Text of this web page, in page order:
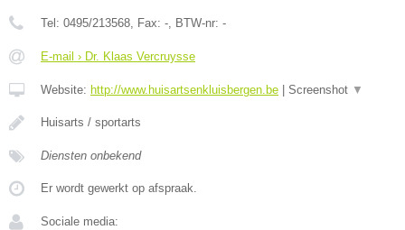
Tel: 0495/213568 , Fax: - , BTW-nr: -
E-mail › Dr. Klaas Vercruysse
Website: http://www.huisartsenkluisbergen.be Screenshot ▼
Huisarts / sportarts
Diensten onbekend
Er wordt gewerkt op afspraak.
Sociale media: